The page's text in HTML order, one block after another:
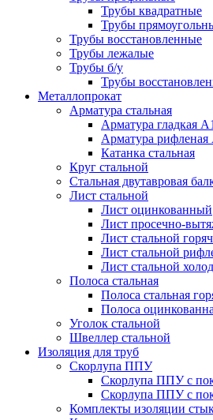
Трубы квадратные
Трубы
Трубы восстановленные
Трубы лежалые
Трубы б/у
Трубы
Металлопрокат
Арматура стальная
Арматура гладкая А1
Арматура
Катанка стальная
Круг стальной
Стальная двутавровая
Лист стальной
Лист оцинкованный
Лист просечно-
Лист стальной
Лист стальной
Лист стальной
Полоса стальная
Полоса стальная
Полоса
Уголок стальной
Швеллер стальной
Изоляция для труб
Скорлупа ППУ
Скорлупа ППУ с
Скорлупа ППУ с
Комплекты изоляции